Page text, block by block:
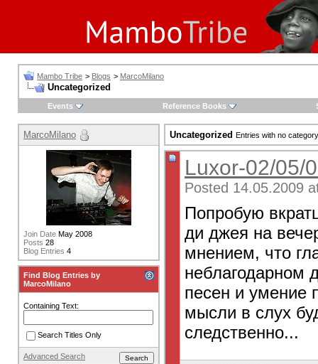
Mambo Tribe > Blogs > MarcoMilano
Uncategorized
Events Reference Books
Uncategorized Entries with no category
Luxor-02/05/
Posted 14.05.2009
Попробую
ди джея на
мнением, что
неблагодарном
песен и умение
мысли в слух
следственно...
MarcoMilano
Join Date May 2008
Posts 28
Blog Entries 4
Find Blog Entries by
MarcoMilano
Containing Text:
Search Titles Only
Advanced Search